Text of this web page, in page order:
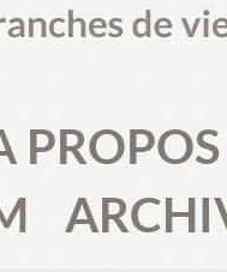
PROPOS